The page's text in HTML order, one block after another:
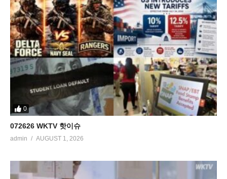
0
072626 WKTV 핫이슈
admin AUGUST 1, 2026